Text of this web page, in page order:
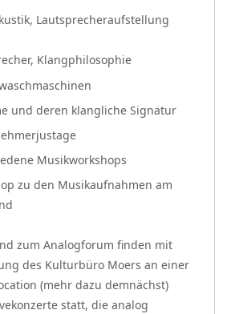
Lautsprecheraufstellung
Klangphilosophie
und deren klangliche Signatur
Musikworkshops
zu den Musikaufnahmen am
zum Analogforum finden mit
des Kulturbüro Moers an einer
(mehr dazu demnächst)
statt, die analog